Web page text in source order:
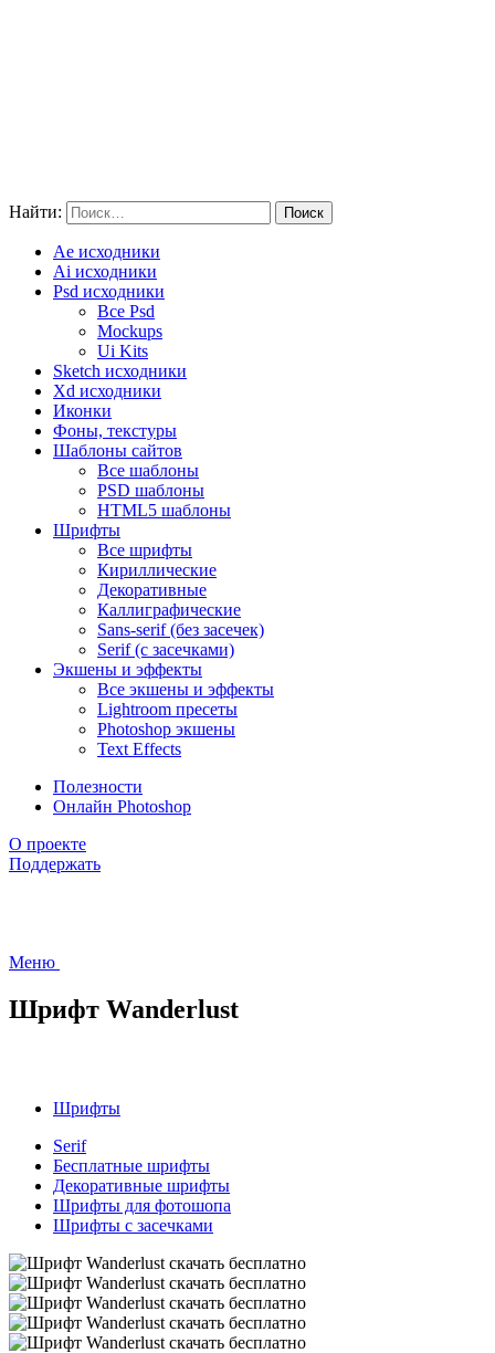
Найти:
Ae исходники
Ai исходники
Psd исходники
Все Psd
Mockups
Ui Kits
Sketch исходники
Xd исходники
Иконки
Фоны, текстуры
Шаблоны сайтов
Все шаблоны
PSD шаблоны
HTML5 шаблоны
Шрифты
Все шрифты
Кириллические
Декоративные
Каллиграфические
Sans-serif (без засечек)
Serif (с засечками)
Экшены и эффекты
Все экшены и эффекты
Lightroom пресеты
Photoshop экшены
Text Effects
Полезности
Онлайн Photoshop
О проекте
Поддержать
Меню
Шрифт Wanderlust
Шрифты
Serif
Бесплатные шрифты
Декоративные шрифты
Шрифты для фотошопа
Шрифты с засечками